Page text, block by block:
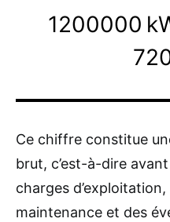
1200000
Ce chiffre constitue
brut, c’est-à-dire
charges
maintenance et des